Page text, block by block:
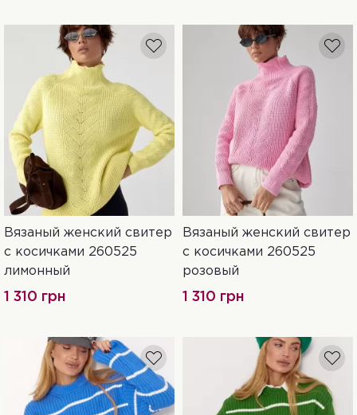
One Size
Вязаный женский свитер
с косичками 260525
лимонный
1 310 грн
One Size
Вязаный женский свитер
с косичками 260525
розовый
1 310 грн